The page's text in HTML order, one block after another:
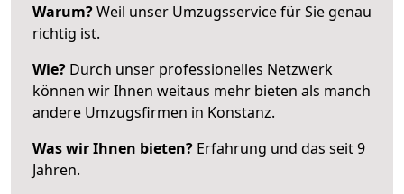
Warum?Weil unser Umzugsservice für Sie genau
richtig ist.
Wie? Durch unser professionelles Netzwerk
können wir Ihnen weitaus mehr bieten als manch
andere Umzugsfirmen in Konstanz.
Was wir Ihnen bieten? Erfahrung und das seit 9
Jahren.